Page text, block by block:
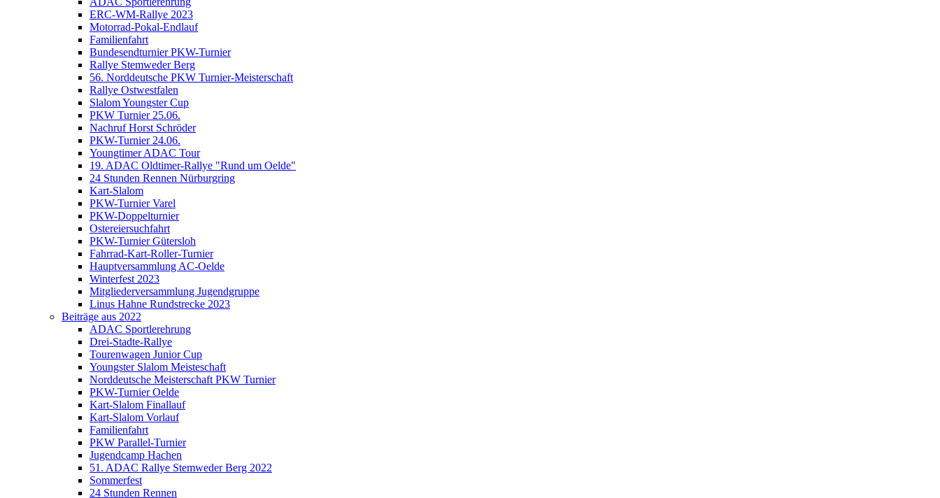
ERC-WM-Rallye 2023
Motorrad-Pokal-Endlauf
Familienfahrt
Bundesendturnier PKW-Turnier
Rallye Stemweder Berg
56. Norddeutsche PKW Turnier-Meisterschaft
Rallye Ostwestfalen
Slalom Youngster Cup
PKW Turnier 25.06.
Nachruf Horst Schröder
PKW-Turnier 24.06.
Youngtimer ADAC Tour
19. ADAC Oldtimer-Rallye "Rund um Oelde"
24 Stunden Rennen Nürburgring
Kart-Slalom
PKW-Turnier Varel
PKW-Doppelturnier
Ostereiersuchfahrt
PKW-Turnier Gütersloh
Fahrrad-Kart-Roller-Turnier
Hauptversammlung AC-Oelde
Winterfest 2023
Mitgliederversammlung Jugendgruppe
Linus Hahne Rundstrecke 2023
Beiträge aus 2022
ADAC Sportlerehrung
Drei-Stadte-Rallye
Tourenwagen Junior Cup
Youngster Slalom Meisteschaft
Norddeutsche Meisterschaft PKW Turnier
PKW-Turnier Oelde
Kart-Slalom Finallauf
Kart-Slalom Vorlauf
Familienfahrt
PKW Parallel-Turnier
Jugendcamp Hachen
51. ADAC Rallye Stemweder Berg 2022
Sommerfest
24 Stunden Rennen